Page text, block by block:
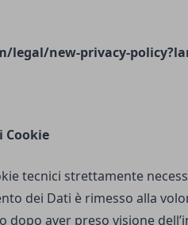
new-privacy-
Cookie
tecnici strettamente
dei Dati è rimesso alla
dopo aver preso visione